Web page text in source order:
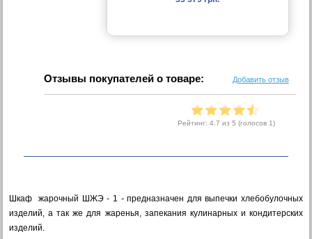
Отзывы покупателей о товаре: Добавить отзыв
Рейтинг: 4.7 из 5 (голосов 1)
Шкаф жарочный ШЖЭ - 1 - предназначен для выпечки хлебобулочных
изделий, а так же для жаренья, запекания кулинарных и кондитерских
изделий.